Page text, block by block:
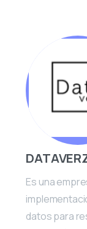
Es una
datos para